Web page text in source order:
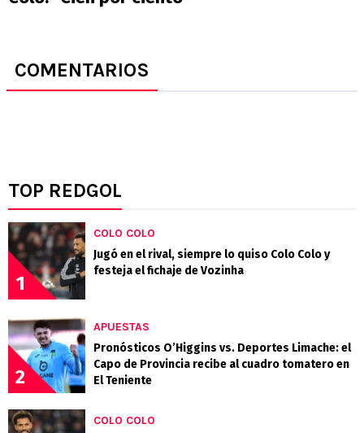
COMENTARIOS
TOP REDGOL
1
COLO COLO
Jugó en el rival, siempre lo quiso Colo Colo y
festeja el fichaje de Vozinha
2
APUESTAS
Pronósticos O’Higgins vs. Deportes Limache: el
Capo de Provincia recibe al cuadro tomatero en
El Teniente
COLO COLO